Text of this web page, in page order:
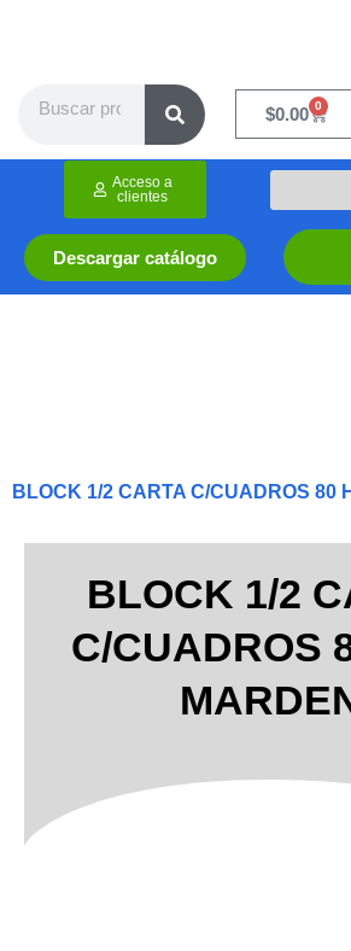
$0.00 0
Cart
Descargar catálogo
Acceso a
clientes
BLOCK 1/2 CARTA C/CUADROS 80
BLOCK 1/2
C/CUADROS